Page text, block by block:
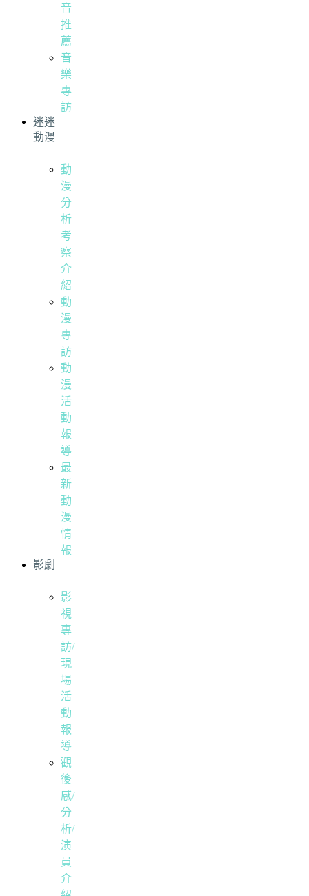
音
推
薦
音
樂
專
訪
迷迷
動漫
動
漫
分
析
考
察
介
紹
動
漫
專
訪
動
漫
活
動
報
導
最
新
動
漫
情
報
影劇
影
視
專
訪/
現
場
活
動
報
導
觀
後
感/
分
析/
演
員
介